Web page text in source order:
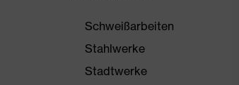
Schweißarbeiten
Stahlwerke
Stadtwerke